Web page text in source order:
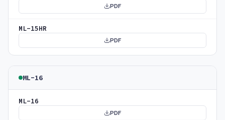
PDF
ML-15HR
PDF
ML-16
ML-16
PDF